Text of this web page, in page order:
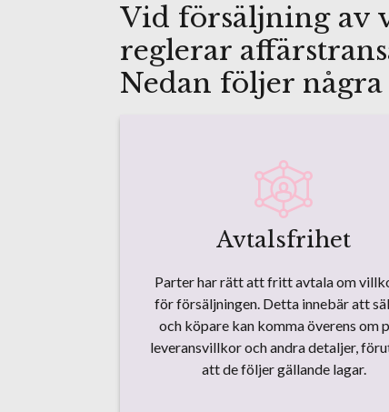
Vid försäljning av
reglerar
Nedan följer
Avtalsfrihet
Parter har rätt att fritt avtala om
för försäljningen. Detta innebär att
och köpare kan komma överens om
leveransvillkor och andra detaljer,
att de följer gällande lagar.